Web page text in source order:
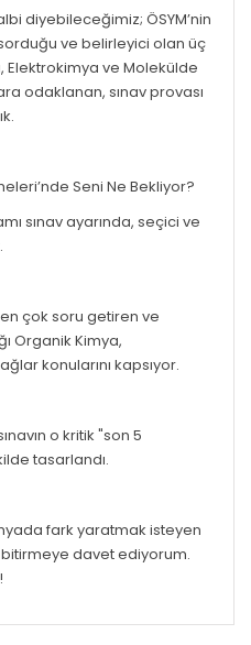
diyebileceğimiz; ÖSYM’nin
ve belirleyici olan üç
Elektrokimya ve Molekülde
odaklanan, sınav provası
Seni Ne Bekliyor?
sınav ayarında, seçici ve
çok soru getiren ve
Organik Kimya,
konularını kapsıyor.
o kritik "son 5
tasarlandı.
fark yaratmak isteyen
davet ediyorum.